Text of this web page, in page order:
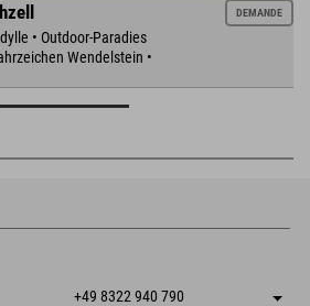
• Outdoor-Paradies
Wendelstein •
DEMANDE
+49 8322 940 790